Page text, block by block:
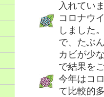
入れてい
コロナウ
しました
で、たぶ
カビが少
で結果を
今年はコ
て比較的